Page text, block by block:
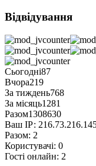
Відвідування
Сьогодні87
Вчора219
За тиждень768
За місяць1281
Разом1308630
Ваш ІР:
Разом: 2
Користувачі: 0
Гості онлайн: 2